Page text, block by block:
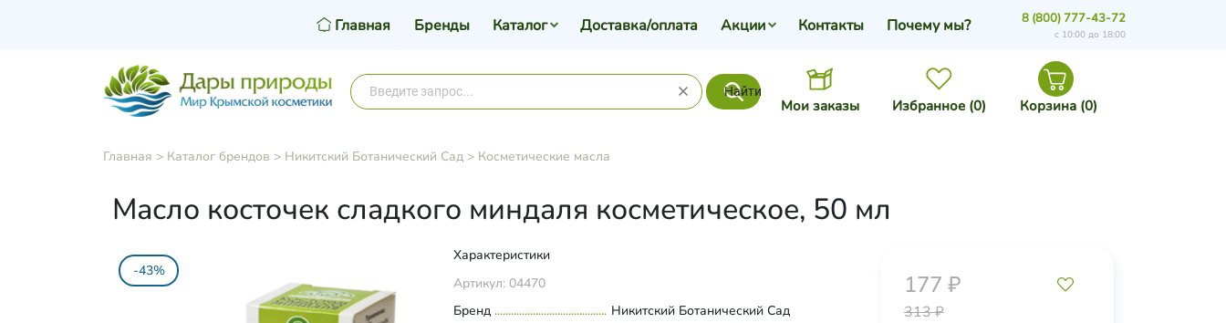
Найти
Мои заказы Избранное (0) Корзина (0)
Главная Бренды Каталог Доставка/оплата Акции Контакты Почему мы? 8 (800) 777-43-72
с 10:00 до 18:00
Главная > Каталог брендов > Никитский Ботанический Сад> Косметические масла
Масло косточек сладкого миндаля косметическое, 50 мл
-43%
Характеристики
Артикул: 04470
Бренд
Никитский Ботанический Сад
177 ₽
313 ₽